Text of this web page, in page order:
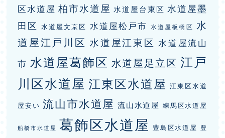
区水道屋 柏市水道屋 水道屋台東区 水道屋墨
田区
水道屋文京区 水道屋松戸市 水道屋板橋区
水
道屋江戸川区 水道屋江東区 水道屋流山
市 水道屋葛飾区 水道屋足立区 江戸
川区水道屋 江東区水道屋 江東区水道
屋安い 流山市水道屋 流山水道屋 練馬区水道屋
船橋市水道屋 葛飾区水道屋 豊島区水道屋 豊